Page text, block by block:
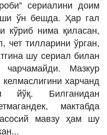
сериалини доим
ўн бешда. Ҳар гал
кўриб нима қиласан,
чет тилларини ўрган,
шу сериал билан
чарчамайди. Мазкур
харчанд
йўқ. Билганидан
мактабда
асосий мавзу ҳам шу